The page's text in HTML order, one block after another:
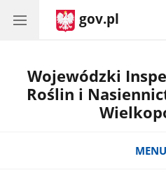
gov.pl
Wojewódzki
Roślin i
MENU